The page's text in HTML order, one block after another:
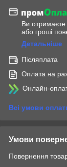
Ви
або гроші
Детальніше
Післяплата
Оплата на
Онлайн-
Всі умови
Умови
Повернення